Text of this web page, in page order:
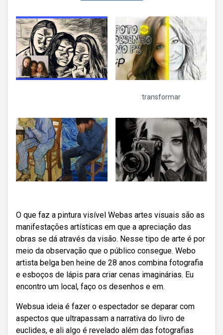
transformar
O que faz a pintura visível Webas artes visuais são as
manifestações artísticas em que a apreciação das
obras se dá através da visão. Nesse tipo de arte é por
meio da observação que o público consegue. Webo
artista belga ben heine de 28 anos combina fotografia
e esboços de lápis para criar cenas imaginárias. Eu
encontro um local, faço os desenhos e em.
Websua ideia é fazer o espectador se deparar com
aspectos que ultrapassam a narrativa do livro de
euclides, e ali algo é revelado além das fotografias